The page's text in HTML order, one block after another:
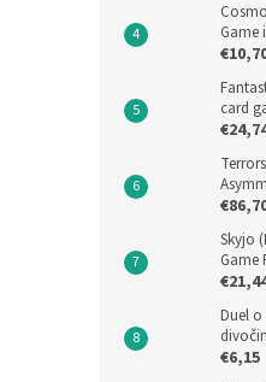
Game
card
Skyjo
Game
Duel
€6,15